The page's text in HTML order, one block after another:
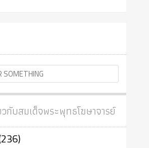
วกับสมเด็จพระพุทธโฆษาจารย์